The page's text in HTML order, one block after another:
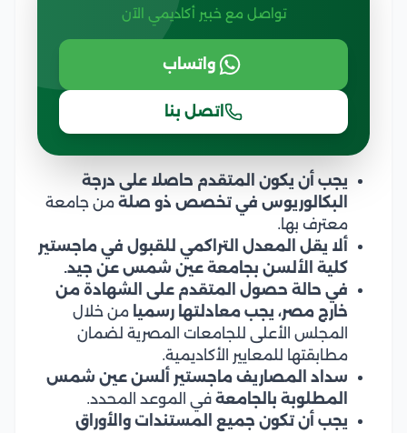
تواصل مع خبير أكاديمي الآن
واتساب
اتصل بنا
يجب أن يكون المتقدم حاصلا على درجة
البكالوريوس في تخصص ذو صلة من جامعة
معترف بها.
ألا يقل المعدل التراكمي للقبول في ماجستير
كلية الألسن بجامعة عين شمس عن جيد.
في حالة حصول المتقدم على الشهادة من
خارج مصر، يجب معادلتها رسميا من خلال
المجلس الأعلى للجامعات المصرية لضمان
مطابقتها للمعايير الأكاديمية.
سداد المصاريف ماجستير ألسن عين شمس
المطلوبة بالجامعة في الموعد المحدد.
يجب أن تكون جميع المستندات والأوراق